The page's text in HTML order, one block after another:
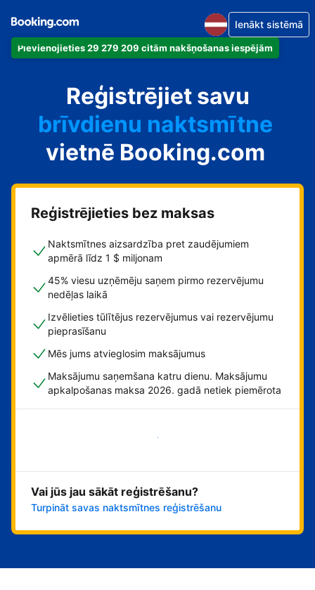
Pievienojieties 29 279 209 citām nakšņošanas iespējām
Ienākt sistēmā
Reģistrējiet savu
dzīvokli
viesnīcu
brīvdienu naktsmītne
viesu namu
pansiju
vietnē Booking.com
Reģistrējieties bez maksas
Naktsmītnes aizsardzība pret zaudējumiem
apmērā līdz 1 $ miljonam
45% viesu uzņēmēju saņem pirmo rezervējumu
nedēļas laikā
Izvēlieties tūlītējus rezervējumus vai rezervējumu
pieprasīšanu
Mēs jums atvieglosim maksājumus
Maksājumu saņemšana katru dienu. Maksājumu
apkalpošanas maksa 2026. gadā netiek piemērota
Sāciet tūlīt!
Vai jūs jau sākāt reģistrēšanu?
Turpināt savas naktsmītnes reģistrēšanu